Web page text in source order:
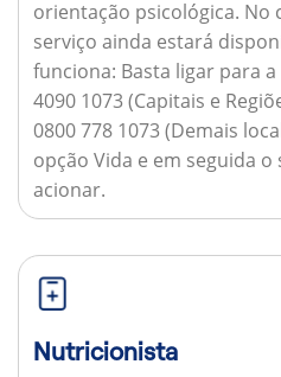
orientação psicológica. No
serviço ainda estará
funciona: Basta ligar para
4090 1073 (Capitais e
0800 778 1073 (Demais
opção Vida e em seguida
acionar.
Nutricionista